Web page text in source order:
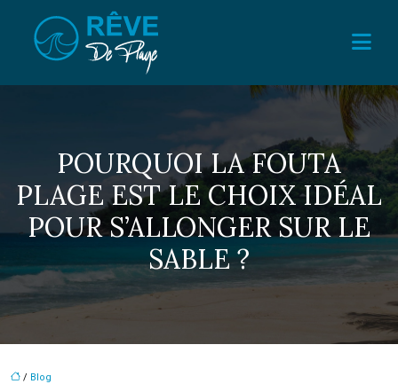
POURQUOI LA FOUTA
PLAGE EST LE CHOIX IDÉAL
POUR S’ALLONGER SUR LE
SABLE ?
/ Blog